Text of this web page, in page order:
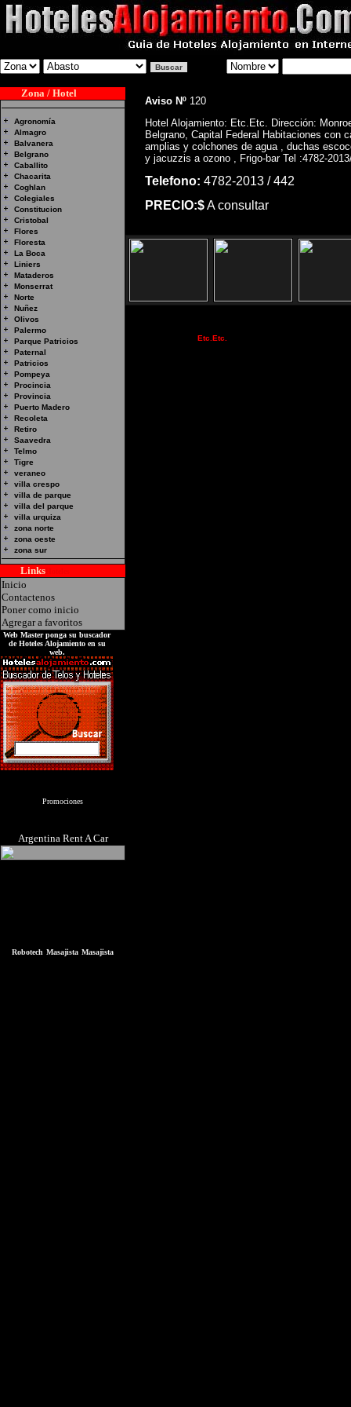
Zona / Hotel
Agronomía
Almagro
Balvanera
Belgrano
Caballito
Chacarita
Coghlan
Colegiales
Constitucion
Cristobal
Flores
Floresta
La Boca
Liniers
Mataderos
Monserrat
Norte
Nuñez
Olivos
Palermo
Parque Patricios
Paternal
Patricios
Pompeya
Procincia
Provincia
Puerto Madero
Recoleta
Retiro
Saavedra
Telmo
Tigre
veraneo
villa crespo
villa de parque
villa del parque
villa urquiza
zona norte
zona oeste
zona sur
Links
Inicio
Contactenos
Poner como inicio
Agregar a favoritos
Web Master ponga su buscador
de Hoteles Alojamiento en su
web.
Promociones
Argentina Rent A Car
Robotech Masajista Masajista
Aviso Nº 120
Hotel Alojamiento: Etc.Etc. Dirección:
Belgrano, Capital Federal Habitaciones con
amplias y colchones de agua , duchas
y jacuzzis a ozono , Frigo-bar Tel :4782-
Telefono: 4782-2013 / 442
PRECIO:$A consultar
Etc.Etc.